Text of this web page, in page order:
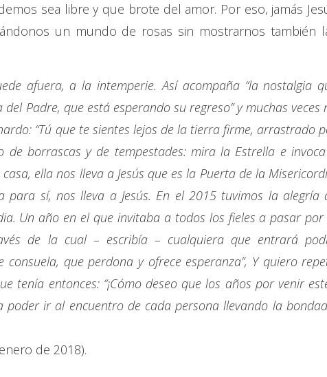
sea libre y que brote del amor. Por eso, jamás
un mundo de rosas sin mostrarnos también
afuera, a la intemperie. Así acompaña “la nostalgia
Padre, que está esperando su regreso” y muchas veces
“Tú que te sientes lejos de la tierra firme, arrastrado
de borrascas y de tempestades: mira la Estrella e
ella nos lleva a Jesús que es la Puerta de la
para sí, nos lleva a Jesús. En el 2015 tuvimos la alegría
Un año en el que invitaba a todos los fieles a pasar
de la cual – escribía – cualquiera que entrará
que perdona y ofrece esperanza”, Y quiero
tenía entonces: “¡Cómo deseo que los años por venir
poder ir al encuentro de cada persona llevando la
de 2018).